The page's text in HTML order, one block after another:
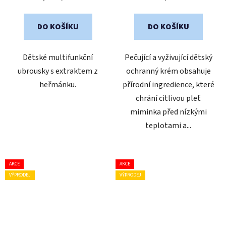
DO KOŠÍKU
Dětské multifunkční
ubrousky s extraktem z
heřmánku.
5
DO KOŠÍKU
Pečující a vyživující dětský
ochranný krém obsahuje
přírodní ingredience, které
chrání citlivou pleť
miminka před nízkými
teplotami a...
AKCE
VÝPRODEJ
AKCE
VÝPRODEJ